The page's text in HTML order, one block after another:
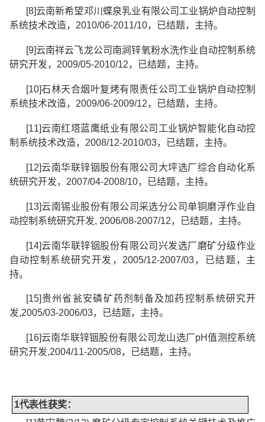
[8]云南新希望邓川蝶泉乳业有限公司工业锅炉自动控制
系统技术改造， 2010/06-2011/10，已结题，主持。
[9]云南祥云飞龙公司南涧锌氧粉水洗作业自动控制系统
研究开发， 2009/05-2010/12，已结题，主持。
[10]石林天合烟叶复烤有限责任公司工业锅炉自动控制
系统技术改造， 2009/06-2009/12，已结题，主持。
[11]云南红塔蓝鹰纸业有限公司工业锅炉智能化自动控
制系统技术改造， 2008/12-2010/03，已结题，主持。
[12]云南华联锌铟股份有限公司大坪选厂综合自动化系
统研究开发， 2007/04-2008/10，已结题，主持。
[13]云南锡业股份有限公司采选分公司单铜磨浮作业自
动控制系统研究开发, 2006/08-2007/12，已结题，主持。
[14]云南华联锌铟股份有限公司兴发选厂磨矿分级作业
自动控制系统研究开发， 2005/12-2007/03，已结题，主
持。
[15] 贵州省瓮安磷矿药剂制备及加药控制系统研究开
发,2005/03-2006/03，已结题，主持。
[16]云南华联锌铟股份有限公司龙山选厂pH值测控系统
研究开发,2004/11-2005/08，已结题，主持。
1代表性获奖：